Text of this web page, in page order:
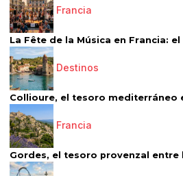
Francia
La Fête de la Música en Francia:
Destinos
Collioure, el tesoro mediterráneo
Francia
Gordes, el tesoro provenzal entre